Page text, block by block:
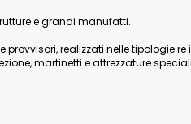
e grandi manufatti.
realizzati nelle tipologie re
martinetti e attrezzature